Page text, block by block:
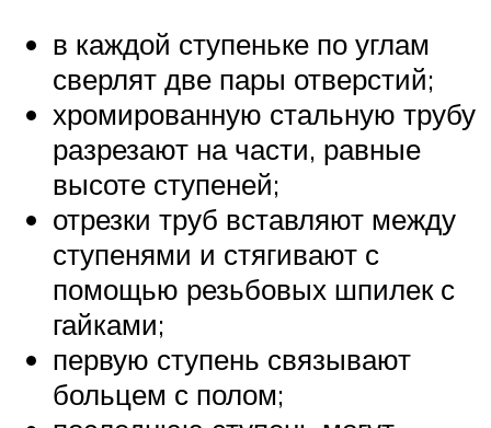
в каждой ступеньке по углам
сверлят две пары отверстий;
хромированную стальную трубу
разрезают на части, равные
высоте ступеней;
отрезки труб вставляют между
ступенями и стягивают с
помощью резьбовых шпилек с
гайками;
первую ступень связывают
больцем с полом;